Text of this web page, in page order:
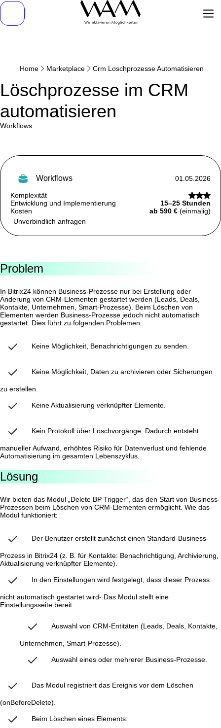
Home Marketplace Crm Loschprozesse Automatisieren
Löschprozesse im CRM
automatisieren
Workflows
workflows 01.05.2026
Komplexität
Entwicklung und Implementierung
15–25 Stunden
Kosten
ab 590 € (einmalig)
Unverbindlich anfragen
Problem
In Bitrix24 können Business-Prozesse nur bei Erstellung oder
Änderung von CRM-Elementen gestartet werden (Leads, Deals,
Kontakte, Unternehmen, Smart-Prozesse). Beim Löschen von
Elementen werden Business-Prozesse jedoch nicht automatisch
gestartet. Dies führt zu folgenden Problemen:
Keine Möglichkeit, Benachrichtigungen zu senden.
Keine Möglichkeit, Daten zu archivieren oder Sicherungen
zu erstellen.
Keine Aktualisierung verknüpfter Elemente.
Kein Protokoll über Löschvorgänge. Dadurch entsteht
manueller Aufwand, erhöhtes Risiko für Datenverlust und fehlende
Automatisierung im gesamten Lebenszyklus.
Lösung
Wir bieten das Modul „Delete BP Trigger“, das den Start von Business-
Prozessen beim Löschen von CRM-Elementen ermöglicht. Wie das
Modul funktioniert:
Der Benutzer erstellt zunächst einen Standard-Business-
Prozess in Bitrix24 (z. B. für Kontakte: Benachrichtigung, Archivierung,
Aktualisierung verknüpfter Elemente).
In den Einstellungen wird festgelegt, dass dieser Prozess
nicht automatisch gestartet wird- Das Modul stellt eine
Einstellungsseite bereit:
Auswahl von CRM-Entitäten (Leads, Deals, Kontakte,
Unternehmen, Smart-Prozesse).
Auswahl eines oder mehrerer Business-Prozesse.
Das Modul registriert das Ereignis vor dem Löschen
(onBeforeDelete).
Beim Löschen eines Elements: